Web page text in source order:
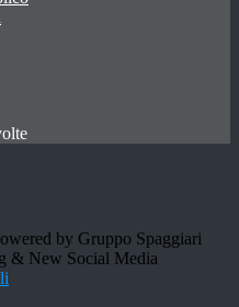
by Gruppo Spaggiari
& New Social Media